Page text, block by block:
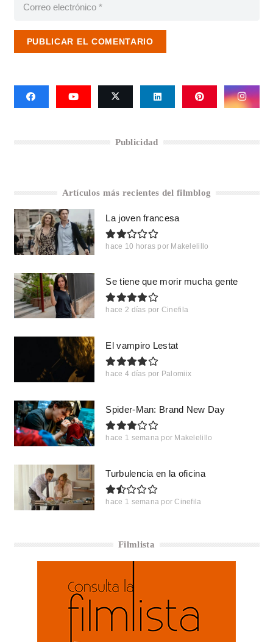
PUBLICAR EL COMENTARIO
Publicidad
Artículos más recientes del filmblog
La joven francesa
hace 10 horas por Makelelillo
Se tiene que morir mucha gente
hace 2 días por Cinefila
El vampiro Lestat
hace 4 días por Palomiix
Spider-Man: Brand New Day
hace 1 semana por Makelelillo
Turbulencia en la oficina
hace 1 semana por Cinefila
Filmlista